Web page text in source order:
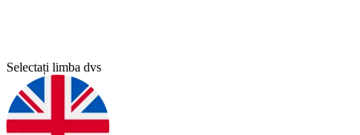
Selectați limba dvs